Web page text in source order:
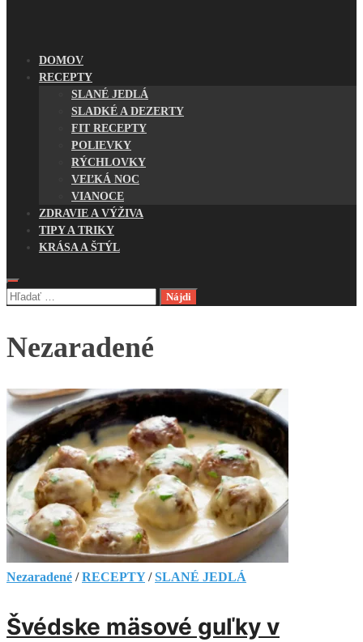
DOMOV
RECEPTY
SLANÉ JEDLÁ
SLADKÉ A DEZERTY
FIT RECEPTY
POLIEVKY
RÝCHLOVKY
VEĽKÁ NOC
VIANOCE
ZDRAVIE A VÝŽIVA
TIPY A TRIKY
KRÁSA A ŠTÝL
Hľadať:
Nezaradené
Nezaradené /RECEPTY/SLANÉ JEDLÁ
Švédske mäsové guľky v